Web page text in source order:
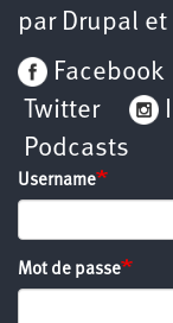
par Drupal et
Facebook
Twitter
Podcasts
Username
Mot de passe